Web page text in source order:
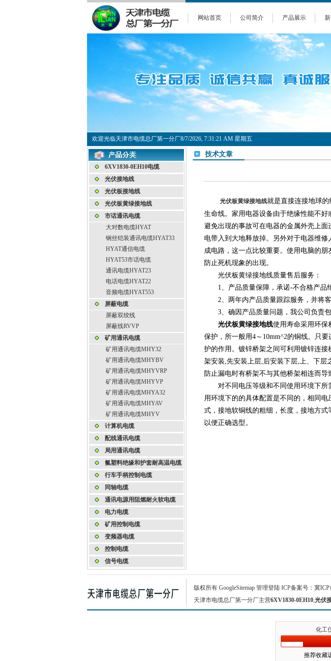
网站首页 公司简介 产品展示
欢迎光临天津市电缆总厂第一分厂8/7/2026, 7:31:21 AM 星期五
6XV1830-0EH10电缆
光伏接地线
光伏板接地线
光伏板黄绿接地线
市话通讯电缆
大对数电缆HYAT
钢丝铠装通讯电缆HYAT33
HYAT通信电缆
HYAT53市话电缆
通讯电缆HYAT23
电话电缆HYAT22
音频电缆HYAT553
屏蔽电缆
屏蔽双绞线
屏蔽线RVVP
矿用通讯电缆
矿用通讯电缆MHY32
矿用通讯电缆MHYBV
矿用通讯电缆MHYVRP
矿用通讯电缆MHYVP
矿用通讯电缆MHYA32
矿用通讯电缆MHYAV
矿用通讯电缆MHYV
计算机电缆
配线通讯电缆
局用通讯电缆
氟塑料绝缘和护套耐高温电缆
行车手柄控制电缆
同轴电缆
通讯电源用阻燃耐火软电缆
电力电缆
矿用控制电缆
变频器电缆
控制电缆
信号电缆
技术文章
光伏板黄绿接地线就是直接连接地球
生命线。家用电器设备由于绝缘性能不
避免出现的事故可在电器的金属外壳上
电带入到大地释放掉。另外对于电器维
成电路，这一点比较重要。使用电脑的
防止死机现象的出现。
光伏板黄绿接地线质量售后服务：
1、产品质量保障，承诺-不合格产品绝
2、两年内产品质量跟踪服务，并将客
3、确因产品质量问题，我公司负责包
光伏板黄绿接地线使用寿命采用环保
保护，所一般用4～10mm^2的铜线。只
护的作用。镀锌桥架之间可利用镀锌连
架安装,先安装上层,后安装下层,上、下层
防止漏电时有桥架不与其他桥架相连而
对不同电压等级和不同使用环境下所
用环境下的的具体配置是不同的，相同
式，接地软铜线的粗细，长度，接地方
以便正确选型。
版权所有 GoogleSitemap 管理登陆 ICP备案号： 冀ICP
天津市电缆总厂第一分厂主营6XV1830-0EH10,光伏
化工
推荐收藏